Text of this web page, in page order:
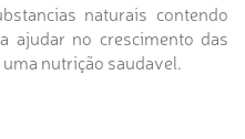
naturais contendo
ajudar no crescimento das
nutrição saudavel.